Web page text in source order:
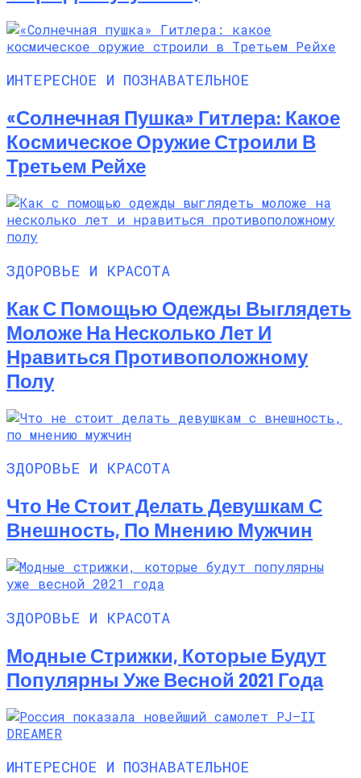
ИНТЕРЕСНОЕ И ПОЗНАВАТЕЛЬНОЕ
«Солнечная Пушка» Гитлера: Какое
Космическое Оружие Строили В
Третьем Рейхе
ЗДОРОВЬЕ И КРАСОТА
Как С Помощью Одежды Выглядеть
Моложе На Несколько Лет И
Нравиться Противоположному
Полу
ЗДОРОВЬЕ И КРАСОТА
Что Не Стоит Делать Девушкам С
Внешность, По Мнению Мужчин
ЗДОРОВЬЕ И КРАСОТА
Модные Стрижки, Которые Будут
Популярны Уже Весной 2021 Года
ИНТЕРЕСНОЕ И ПОЗНАВАТЕЛЬНОЕ